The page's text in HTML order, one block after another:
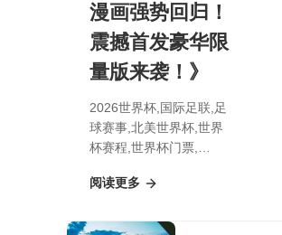
漫画强势回归！
震撼首发豪华限
量版来袭！》
2026世界杯,国际足联,足
球赛事,北美世界杯,世界
杯赛程,世界杯门票,
回归！震撼首发豪华限量
阅读更多